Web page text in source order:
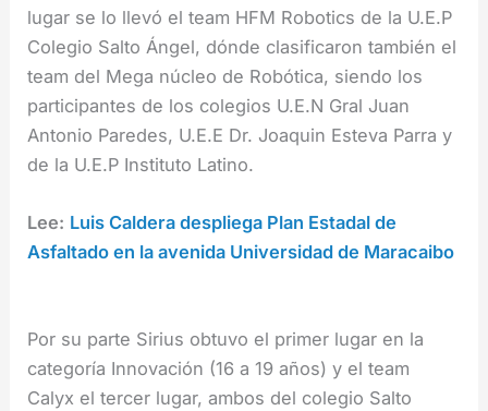
lugar se lo llevó el team HFM Robotics de la U.E.P
Colegio Salto Ángel, dónde clasificaron también el
team del Mega núcleo de Robótica, siendo los
participantes de los colegios U.E.N Gral Juan
Antonio Paredes, U.E.E Dr. Joaquin Esteva Parra y
de la U.E.P Instituto Latino.
Lee: Luis Caldera despliega Plan Estadal de
Asfaltado en la avenida Universidad de Maracaibo
Por su parte Sirius obtuvo el primer lugar en la
categoría Innovación (16 a 19 años) y el team
Calyx el tercer lugar, ambos del colegio Salto